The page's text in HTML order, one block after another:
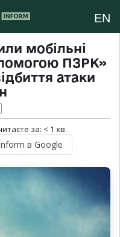
EN
мобільні
ПЗРК»
атаки
за: < 1 хв.
в Google